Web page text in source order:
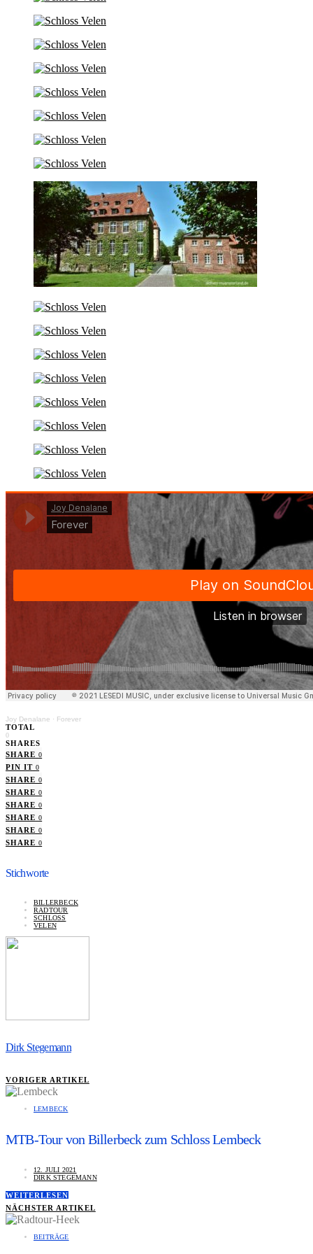
Joy Denalane · Forever
TOTAL
0
SHARES
SHARE 0
PIN IT 0
SHARE 0
SHARE 0
SHARE 0
SHARE 0
SHARE 0
SHARE 0
Stichworte
BILLERBECK
RADTOUR
SCHLOSS
VELEN
Dirk Stegemann
VORIGER ARTIKEL
LEMBECK
MTB-Tour von Billerbeck zum Schloss Lembeck
12. JULI 2021
DIRK STEGEMANN
WEITERLESEN
NÄCHSTER ARTIKEL
BEITRÄGE